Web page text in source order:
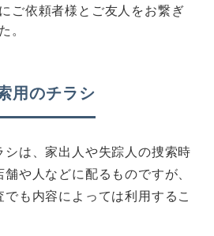
ご依頼者様とご友人をお繋ぎ
。
用のチラシ
は、家出人や失踪人の捜索時
や人などに配るものですが、
も内容によっては利用するこ